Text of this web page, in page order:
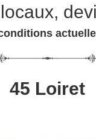
45 Loiret